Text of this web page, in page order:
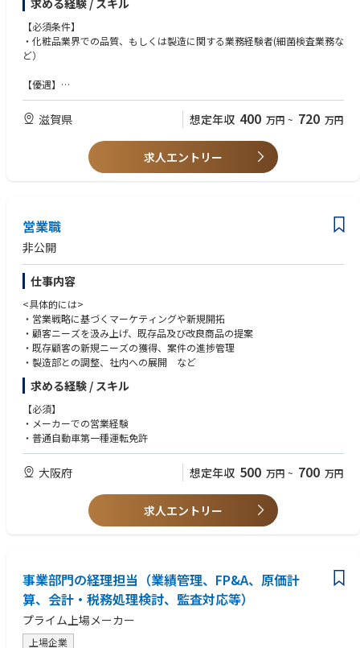
・マスクの製造に関する生産管理と品質管理、保証業務
・生産工程の効率化の立案
求める経験 / スキル
【必須条件】
・化粧品業界での品質、もしくは製造に関する業務経験者(細菌検査業務な
ど）
【優遇】
・化粧品の処方開発経験
・製造、生産管理経験
滋賀県 想定年収 400 万円 ~ 720 万円
求人エントリー
営業職
非公開
仕事内容
<具体的には>
・営業戦略に基づくマーケティングや新規開拓
・顧客ニーズを汲み上げ、既存品及び改良商品の提案
・既存顧客の新規ニーズの獲得、案件の進捗管理
・製造部との調整、社内への展開 など
求める経験 / スキル
【必須】
・メーカーでの営業経験
・普通自動車第一種運転免許
大阪府 想定年収 500 万円 ~ 700 万円
求人エントリー
事業部門の経理担当（業績管理、FP&A、原価計
算、会計・税務処理検討、監査対応等）
プライム上場メーカー
上場企業